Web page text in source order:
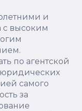
и
с высоким
по агентской
юридических
самого
за